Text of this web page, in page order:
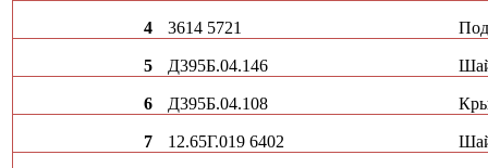
4 3614 5721
5 Д395Б.04.146
6 Д395Б.04.108
7 12.65Г.019 6402